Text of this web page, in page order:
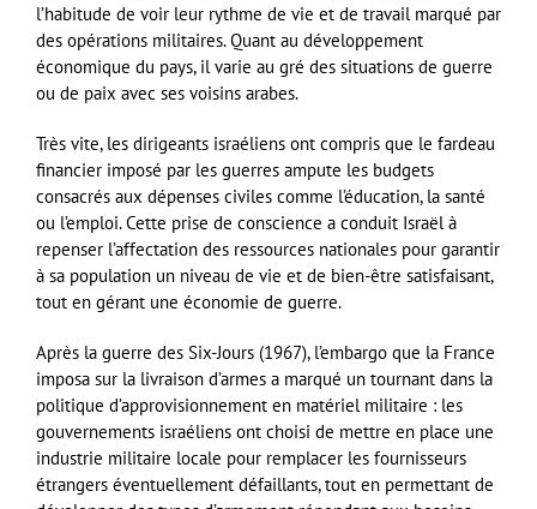
l’habitude de voir leur rythme de vie et de travail marqué par
des opérations militaires. Quant au développement
économique du pays, il varie au gré des situations de guerre
ou de paix avec ses voisins arabes.
Très vite, les dirigeants israéliens ont compris que le fardeau
financier imposé par les guerres ampute les budgets
consacrés aux dépenses civiles comme l’éducation, la santé
ou l’emploi. Cette prise de conscience a conduit Israël à
repenser l’affectation des ressources nationales pour garantir
à sa population un niveau de vie et de bien-être satisfaisant,
tout en gérant une économie de guerre.
Après la guerre des Six-Jours (1967), l’embargo que la France
imposa sur la livraison d’armes a marqué un tournant dans la
politique d’approvisionnement en matériel militaire : les
gouvernements israéliens ont choisi de mettre en place une
industrie militaire locale pour remplacer les fournisseurs
étrangers éventuellement défaillants, tout en permettant de